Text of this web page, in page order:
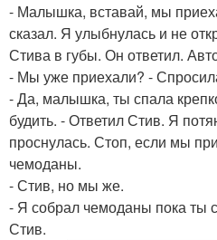
- Малышка, вставай, мы
сказал. Я улыбнулась и не
Стива в губы. Он ответил.
- Мы уже приехали? -
- Да, малышка, ты спала
будить. - Ответил Стив. Я
проснулась. Стоп, если мы
чемоданы.
- Стив, но мы же.
- Я собрал чемоданы пока ты
Стив.